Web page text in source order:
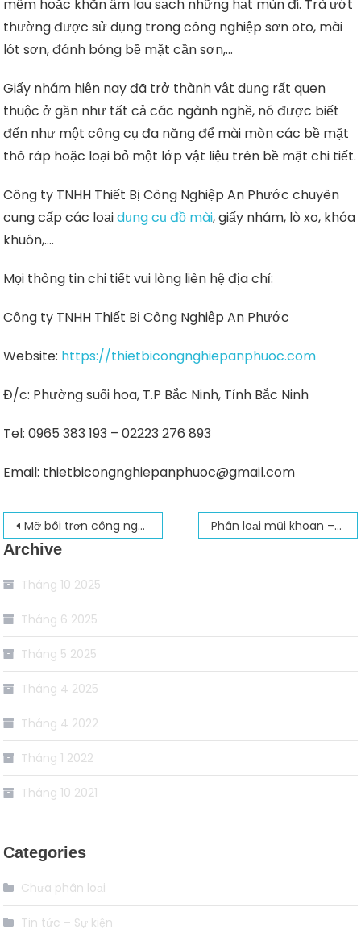
mềm hoặc khăn ẩm lau sạch những hạt mùn đi. Trà ướt
thường được sử dụng trong công nghiệp sơn oto, mài
lót sơn, đánh bóng bề mặt cần sơn,…
Giấy nhám hiện nay đã trở thành vật dụng rất quen
thuộc ở gần như tất cả các ngành nghề, nó được biết
đến như một công cụ đa năng để mài mòn các bề mặt
thô ráp hoặc loại bỏ một lớp vật liệu trên bề mặt chi tiết.
Công ty TNHH Thiết Bị Công Nghiệp An Phước chuyên
cung cấp các loạidụng cụ đồ mài, giấy nhám, lò xo, khóa
khuôn,….
Mọi thông tin chi tiết vui lòng liên hệ địa chỉ:
Công ty TNHH Thiết Bị Công Nghiệp An Phước
Website: https://thietbicongnghiepanphuoc.com
Đ/c: Phường suối hoa, T.P Bắc Ninh, Tỉnh Bắc Ninh
Tel: 0965 383 193 – 02223 276 893
Email: thietbicongnghiepanphuoc@gmail.com
Điều
hướng
bài
viết
Mỡ bôi trơn công nghiệp và một số thành phần cấu tạo nên mỡ bôi trơn Phân loại mũi khoan – Địa chỉ mua mũi khoan chính hãng
Archive
Tháng 10 2025
Tháng 6 2025
Tháng 5 2025
Tháng 4 2025
Tháng 4 2022
Tháng 1 2022
Tháng 10 2021
Categories
Chưa phân loại
Tin tức – Sự kiện